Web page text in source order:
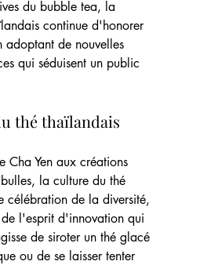
du bubble tea, la
continue d'honorer
adoptant de nouvelles
qui séduisent un public
thé thaïlandais
Cha Yen aux créations
la culture du thé
célébration de la diversité,
l'esprit d'innovation qui
de siroter un thé glacé
ou de se laisser tenter